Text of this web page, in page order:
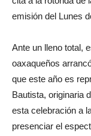
emisión del Lunes
Ante un lleno total,
oaxaqueños
que este año es
Bautista, originaria
esta celebración a
presenciar el